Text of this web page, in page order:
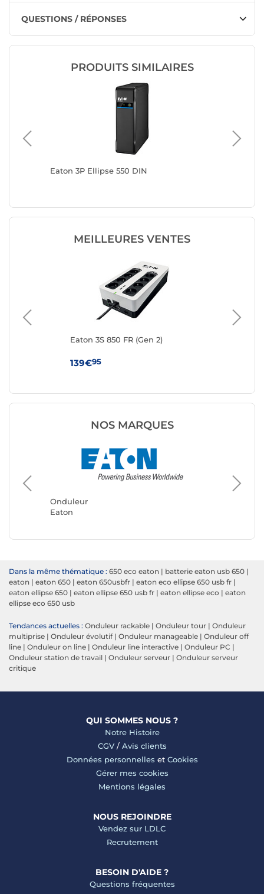
QUESTIONS / RÉPONSES
PRODUITS SIMILAIRES
Eaton 3P Ellipse 550 DIN
MEILLEURES VENTES
Eaton 3S 850 FR (Gen 2)
139€95
NOS MARQUES
Onduleur
Eaton
APC
Dans la même thématique : 650 eco eaton | batterie eaton usb 650 |
eaton | eaton 650 | eaton 650usbfr | eaton eco ellipse 650 usb fr |
eaton ellipse 650 | eaton ellipse 650 usb fr | eaton ellipse eco | eaton
ellipse eco 650 usb
Tendances actuelles : Onduleur rackable | Onduleur tour | Onduleur
multiprise | Onduleur évolutif| Onduleur manageable | Onduleur off
line | Onduleur on line | Onduleur line interactive | Onduleur PC |
Onduleur station de travail | Onduleur serveur | Onduleur serveur
critique
QUI SOMMES NOUS ?
Notre Histoire
CGV/ Avis clients
Données personnelles et Cookies
Gérer mes cookies
Mentions légales
NOUS REJOINDRE
Vendez sur LDLC
Recrutement
BESOIN D'AIDE ?
Questions fréquentes